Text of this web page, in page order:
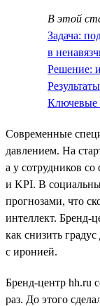
В этой
Задача:
в
Решение:
Современные
давлением. На
а у сотрудников со
и KPI. В
прогнозами, что
интеллект. Бренд-
как снизить
с иронией.
Бренд-центр hh.ru
раз. До этого